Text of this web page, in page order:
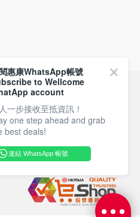
付款方式
關注我們
惠康WhatsApp帳號
to Wellcome
account
一步接收至抵資訊！
one step ahead and grab
best deals!
連結 WhatsApp 帳號